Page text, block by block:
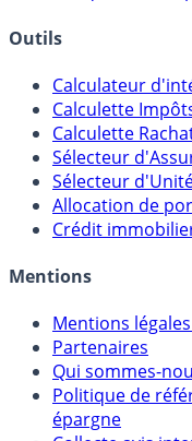
Banques &
Outils
Calculateur
Calculette
Calculette
Sélecteur
Sélecteur
Crédit immobilier
Mentions
Mentions
Partenaires
Qui sommes-